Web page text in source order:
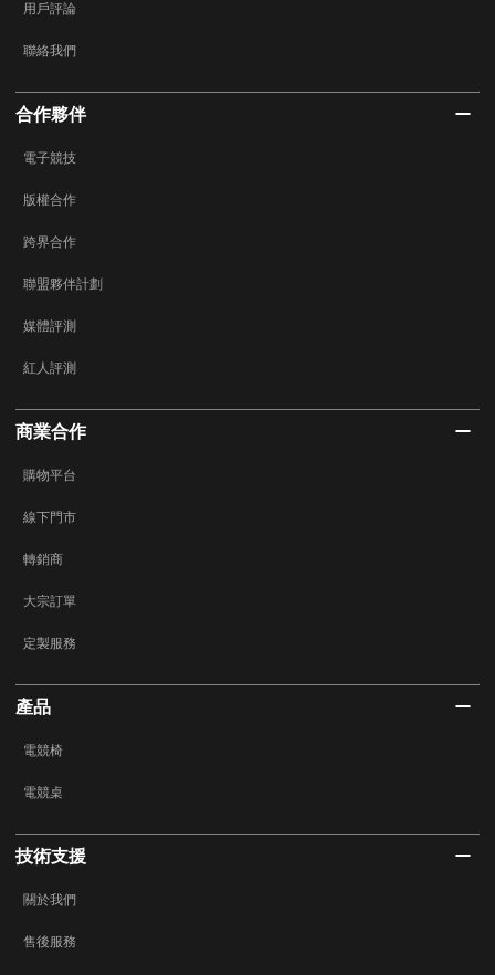
用戶評論
聯絡我們
合作夥伴
電子競技
版權合作
跨界合作
聯盟夥伴計劃
媒體評測
紅人評測
商業合作
購物平台
線下門市
轉銷商
大宗訂單
定製服務
產品
電競椅
電競桌
技術支援
關於我們
售後服務